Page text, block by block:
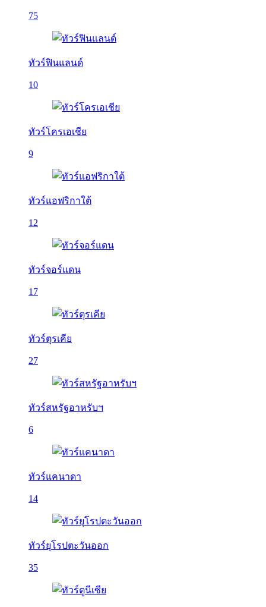
75
ทัวร์ฟินแลนด์
10
ทัวร์โครเอเชีย
9
ทัวร์แอฟริกาใต้
12
ทัวร์จอร์แดน
17
ทัวร์ตุรเคีย
27
ทัวร์สหรัฐอาหรับฯ
6
ทัวร์แคนาดา
14
ทัวร์ยุโรปตะวันออก
35